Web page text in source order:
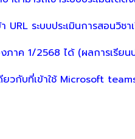
ระบบประเมินการสอนวิ
ภาค 1/2568 ได้ (ผลการเรีย
วกับที่เข้าใช้ Microsoft